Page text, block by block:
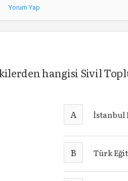
Yorum Yap
hangisi Sivil
A İstanbul
B Türk